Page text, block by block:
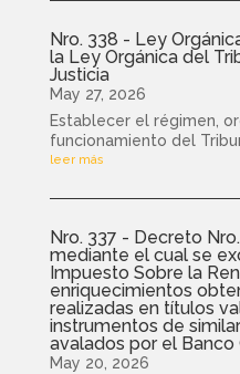
Nro. 338 - Ley
la Ley Orgánica del
Justicia
May 27, 2026
Establecer el régimen,
funcionamiento del
leer más
Nro. 337 - Decreto
mediante el cual se
Impuesto Sobre la
enriquecimientos
realizadas en títulos
instrumentos de
avalados por el
May 20, 2026